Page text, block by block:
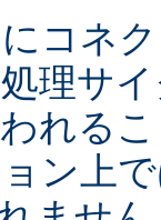
コネ
理サ
れる
ン上